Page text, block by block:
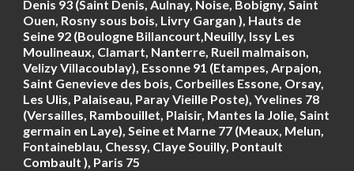
Denis 93 (Saint Denis, Aulnay, Noise, Bobigny, Saint
Ouen, Rosny sous bois, Livry Gargan ), Hauts de
Seine 92 (Boulogne Billancourt,Neuilly, Issy Les
Moulineaux, Clamart, Nanterre, Rueil malmaison,
Velizy Villacoublay), Essonne 91 (Etampes, Arpajon,
Saint Genevieve des bois, Corbeilles Essone, Orsay,
Les Ulis, Palaiseau, Paray Vieille Poste), Yvelines 78
(Versailles, Rambouillet, Plaisir, Mantes la Jolie, Saint
germain en Laye), Seine et Marne 77 (Meaux, Melun,
Fontaineblau, Chessy, Claye Souilly, Pontault
Combault ), Paris 75